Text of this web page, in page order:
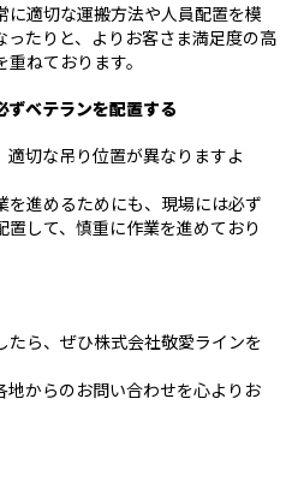
適切な運搬方法や人員配置を模
たりと、よりお客さま満足度の高
ねております。
ベテランを配置する
切な吊り位置が異なりますよ
進めるためにも、現場には必ず
して、慎重に作業を進めており
ら、ぜひ株式会社敬愛ラインを
からのお問い合わせを心よりお